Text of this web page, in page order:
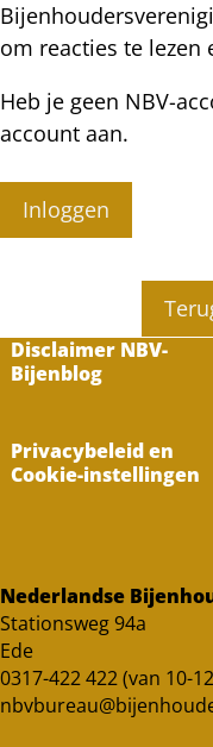
om reacties te lezen
Heb je geen NBV-
account aan.
Inloggen
Disclaimer NBV-
Bijenblog
Privacybeleid en
Cookie-instellingen
Nederlandse
Stationsweg 94a
Ede
0317-422 422 (van 10-